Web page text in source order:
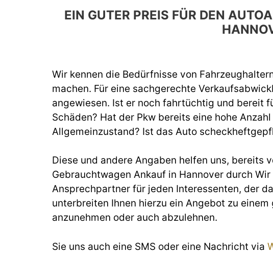
EIN GUTER PREIS FÜR DEN
Wir kennen die Bedürfnisse von
machen. Für eine sachgerechte
angewiesen. Ist er noch fahrtüchtig und bereit
Schäden? Hat der Pkw bereits eine hohe
Allgemeinzustand? Ist das Auto
Diese und andere Angaben helfen uns, bereits
Gebrauchtwagen Ankauf in Hannover durch
Ansprechpartner für jeden Interessenten, der
unterbreiten Ihnen hierzu ein Angebot zu
anzunehmen oder auch abzulehnen.
Sie uns auch eine SMS oder eine Nachricht via